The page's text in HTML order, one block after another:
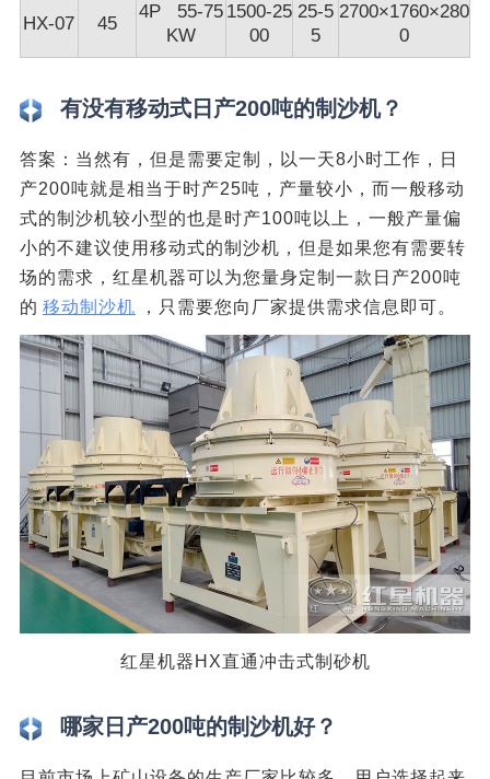
HX-07 45
4P 55-75
KW
1500-25
00
25-5
5
2700×1760×280
0
有没有移动式日产200吨的制沙机？
答案：当然有，但是需要定制，以一天8小时工作，日
产200吨就是相当于时产25吨，产量较小，而一般移动
式的制沙机较小型的也是时产100吨以上，一般产量偏
小的不建议使用移动式的制沙机，但是如果您有需要转
场的需求，红星机器可以为您量身定制一款日产200吨
的 移动制沙机 ，只需要您向厂家提供需求信息即可。
红星机器HX直通冲击式制砂机
哪家日产200吨的制沙机好？